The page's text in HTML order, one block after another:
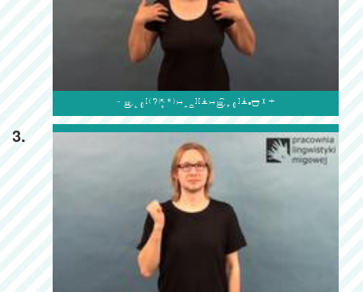

3.